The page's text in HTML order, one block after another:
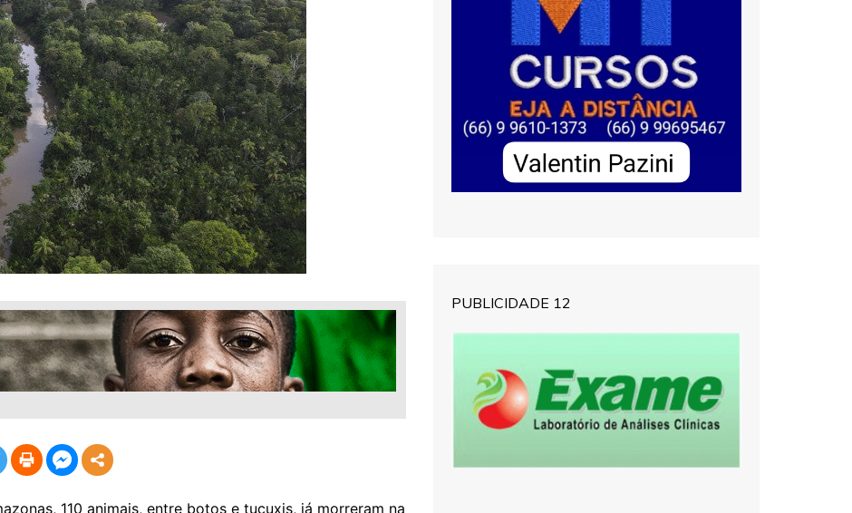
Mundo
Política
Saúde
110 animais, entre botos e tucuxis, já morreram na
PUBLICIDADE 12